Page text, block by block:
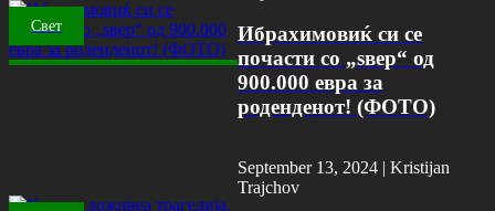
Свет
Ибрахимовиќ си се
почасти со „ѕвер“ од
900.000 евра за
роденденот! (ФОТО)
September 13, 2024 | Kristijan
Trajchov